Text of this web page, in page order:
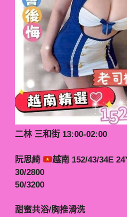
二林 三和街 13:00-02:00
阮思綺
越南 152/43/34E
30/2800
50/3200
甜蜜共浴/胸推滑洗